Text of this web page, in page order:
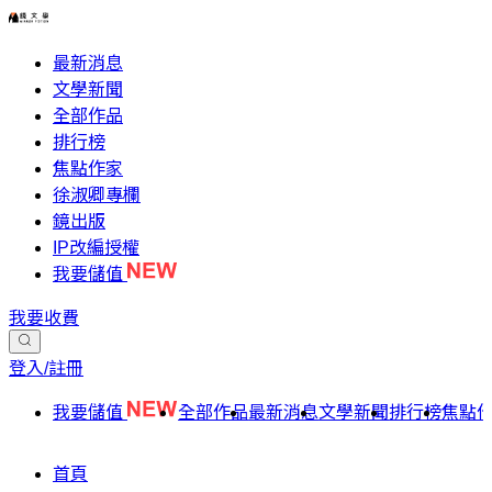
最新消息
文學新聞
全部作品
排行榜
焦點作家
徐淑卿專欄
鏡出版
IP改編授權
我要儲值
我要收費
登入/註冊
我要儲值 全部作品最新消息文學新聞排行榜焦點
首頁